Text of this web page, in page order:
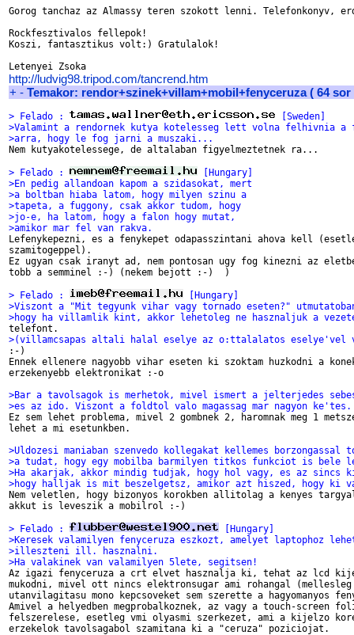
Gorog tanchaz az Almassy teren szokott lenni. Telefonkonyv,
Rockfesztivalos fellepok!
Koszi, fantasztikus volt:) Gratulalok!
http://ludvig98.tripod.com/tancrend.htm
+ - Temakor: rendor+szinek+villam+mobil+fenyceruza ( 64 sor
> Felado :
[Sweden]
>Valamint a rendornek kutya kotelesseg lett volna felhivnia a
>arra, hogy le fog jarni a muszaki...
Nem kutyakotelessege, de altalaban figyelmeztetnek ra...
> Felado :
[Hungary]
>En pedig allandoan kapom a szidasokat, mert
>a boltban hiaba latom, hogy milyen szinu a
>tapeta, a fuggony, csak akkor tudom, hogy
>jo-e, ha latom, hogy a falon hogy mutat,
>amikor mar fel van rakva.
Lefenykepezni, es a fenykepet odapasszintani ahova kell
szamitogeppel).
Ez ugyan csak iranyt ad, nem pontosan ugy fog kinezni az
tobb a semminel :-) (nekem bejott :-)  )
> Felado :
[Hungary]
>Viszont a "Mit tegyunk vihar vagy tornado eseten?"
>hogy ha villamlik kint, akkor lehetoleg ne hasznaljuk a
>(villamcsapas altali halal eselye az o:ttalalatos eselye'vel
:-)
Ennek ellenere nagyobb vihar eseten ki szoktam huzkodni a
erzekenyebb elektronikat :-o
>Bar a tavolsagok is merhetok, mivel ismert a jelterjedes
>es az ido. Viszont a foldtol valo magassag mar nagyon ke'tes.
Ez sem lehet problema, mivel 2 gombnek 2, haromnak meg 1
lehet a mi esetunkben.
>Uldozesi maniaban szenvedo kollegakat kellemes
>a tudat, hogy egy mobilba barmilyen titkos funkciot is bele
>Ha akarjak, akkor mindig tudjak, hogy hol vagy, es az sincs
>hogy halljak is mit beszelgetsz, amikor azt hiszed, hogy ki
Nem veletlen, hogy bizonyos korokben allitolag a kenyes
akkut is leveszik a mobilrol :-)
> Felado :
[Hungary]
>Keresek valamilyen fenyceruza eszkozt, amelyet laptophoz
>illeszteni ill. hasznalni.
>Ha valakinek van valamilyen 5lete, segitsen!
Az igazi fenyceruza a crt elvet hasznalja ki, tehat az lcd
mukodni, mivel ott nincs elektronsugar ami rohangal (mellesleg
utanvilagitasu mono kepcsoveket sem szerette a hagyomanyos
Amivel a helyedben megprobalkoznek, az vagy a touch-screen
felszerelese, esetleg vmi olyasmi szerkezet, ami a kijelzo
erzekelok tavolsagabol szamitana ki a "ceruza" poziciojat.